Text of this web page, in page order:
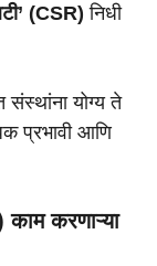
(CSR) निधी
संस्थांना योग्य ते
प्रभावी आणि
काम करणाऱ्या